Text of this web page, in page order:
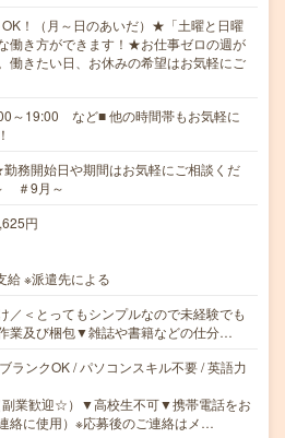
！（月～日のあいだ）★「土曜と日曜
働き方ができます！★お仕事ゼロの週が
働きたい日、お休みの希望はお気軽にご
～19:00 など■ 他の時間帯もお気軽に
務開始日や期間はお気軽にご相談くだ
＃9月～
円
給 ※派遣先による
／＜とってもシンプルなので未経験でも
業及び梱包▼雑誌や書籍などの仕分…
ランクOK / パソコンスキル不要 / 英語力
業歓迎☆）▼高校生不可▼携帯電話をお
絡に使用）※応募後のご連絡はメ…